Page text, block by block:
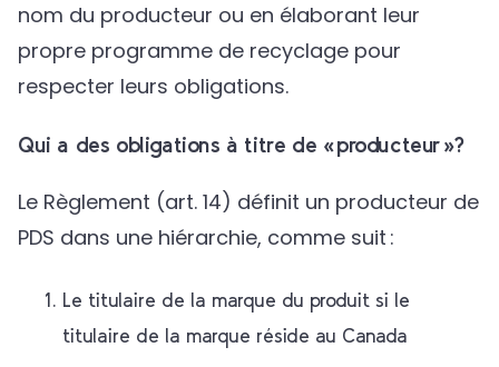
nom du producteur ou en élaborant leur
propre programme de recyclage pour
respecter leurs obligations.
Qui a des obligations à titre de « producteur »?
Le Règlement (art. 14) définit un producteur de
PDS dans une hiérarchie, comme suit :
Le titulaire de la marque du produit si le
titulaire de la marque réside au Canada